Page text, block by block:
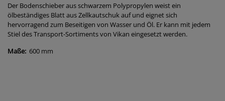
Der Bodenschieber aus schwarzem Polypropylen weist ein
ölbeständiges Blatt aus Zellkautschuk auf und eignet sich
hervorragend zum Beseitigen von Wasser und Öl. Er kann mit jedem
Stiel des Transport-Sortiments von Vikan eingesetzt werden.
Maße: 600 mm